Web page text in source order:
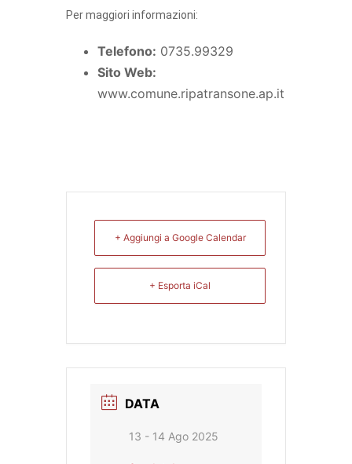
Per maggiori informazioni:
Telefono: 0735.99329
Sito Web:
www.comune.ripatransone.ap.it
+ Aggiungi a Google Calendar
+ Esporta iCal
DATA
13 - 14 Ago 2025